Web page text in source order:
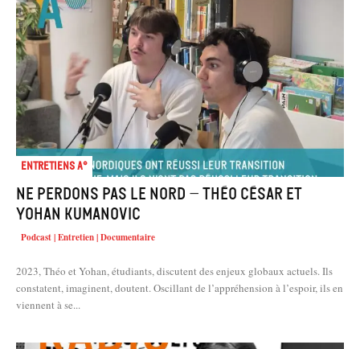
Entretiens A°
Ne Perdons pas le nord – Théo César et
Yohan Kumanovic
Podcast | Entretien | Documentaire
2023, Théo et Yohan, étudiants, discutent des enjeux globaux actuels. Ils
constatent, imaginent, doutent. Oscillant de l’appréhension à l’espoir, ils en
viennent à se...